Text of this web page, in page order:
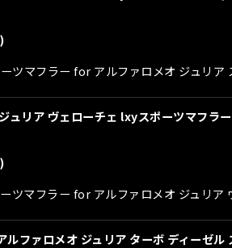
ツマフラー for アルファロメオ ジュリ
ュリア ヴェローチェ lxyスポーツマフ
ツマフラー for アルファロメオ ジュリ
ルファロメオ ジュリア ターボ ディーゼ